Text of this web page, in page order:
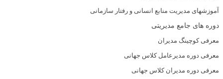
آموزشهای مدیریت منابع انسانی و رفتار سازمانی
دوره های جامع مدیریتی
معرفی کوچینگ مدیران
معرفی دوره مدیرعامل کلاس جهانی
معرفی دوره مدیران کلاس جهانی